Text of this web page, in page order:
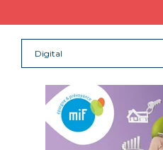
Digital